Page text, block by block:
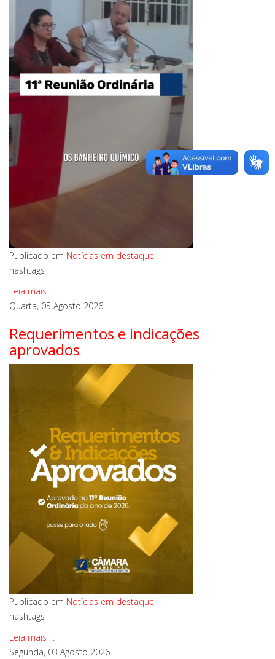
Publicado em Notícias em destaque
hashtags
Leia mais ...
Quarta, 05 Agosto 2026
Requerimentos e indicações
aprovados
Publicado em Notícias em destaque
hashtags
Leia mais ...
Segunda, 03 Agosto 2026